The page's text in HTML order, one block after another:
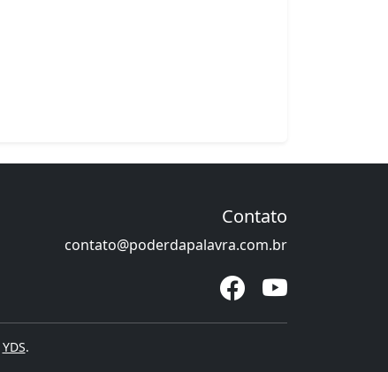
Contato
contato@poderdapalavra.com.br
YDS.